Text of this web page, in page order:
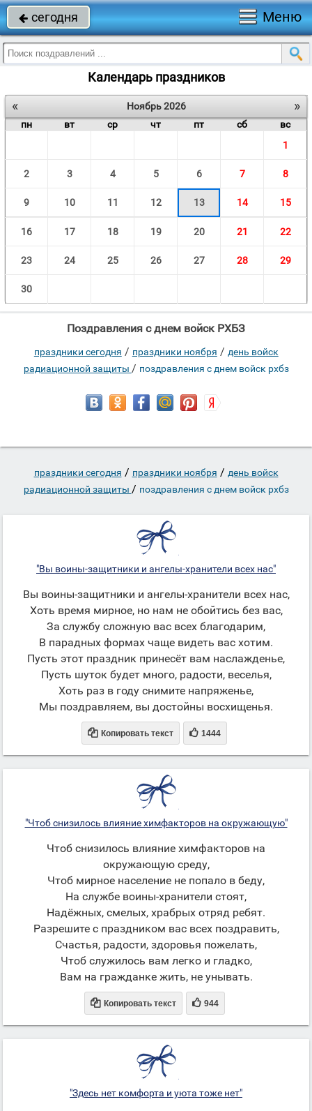
 сегодня Меню
Календарь праздников
« »
Ноябрь 2026
пн
вт ср чт пт сб
вс
1
2 3 4 5 6 7 8
9 10 11 12 13 14 15
16 17 18 19 20 21 22
23 24 25 26 27 28 29
30
Поздравления с днем войск РХБЗ
праздники сегодня / праздники ноября / день войск
радиационной защиты / поздравления с днем войск рхбз
праздники сегодня / праздники ноября / день войск
радиационной защиты / поздравления с днем войск рхбз
"Вы воины-защитники и ангелы-хранители всех нас"
Вы воины-защитники и ангелы-хранители всех нас,
Хоть время мирное, но нам не обойтись без вас,
За службу сложную вас всех благодарим,
В парадных формах чаще видеть вас хотим.
Пусть этот праздник принесёт вам наслажденье,
Пусть шуток будет много, радости, веселья,
Хоть раз в году снимите напряженье,
Мы поздравляем, вы достойны восхищенья.
 Копировать текст  1444
"Чтоб снизилось влияние химфакторов на окружающую"
Чтоб снизилось влияние химфакторов на
окружающую среду,
Чтоб мирное население не попало в беду,
На службе воины-хранители стоят,
Надёжных, смелых, храбрых отряд ребят.
Разрешите с праздником вас всех поздравить,
Счастья, радости, здоровья пожелать,
Чтоб служилось вам легко и гладко,
Вам на гражданке жить, не унывать.
 Копировать текст  944
"Здесь нет комфорта и уюта тоже нет"